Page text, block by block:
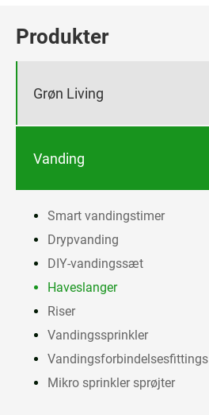
Produkter
Grøn Living
Vanding
Smart vandingstimer
Drypvanding
DIY-vandingssæt
Haveslanger
Riser
Vandingssprinkler
Vandingsforbindelsesfittings
Mikro sprinkler sprøjter